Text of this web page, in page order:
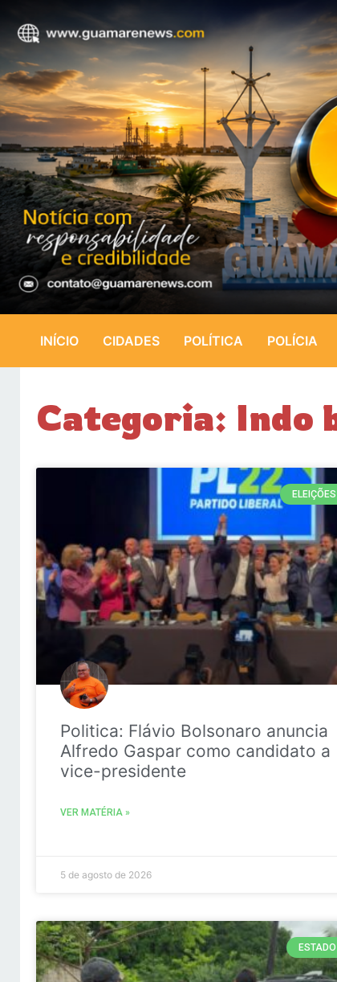
INÍCIO CIDADES POLÍTICA POLÍCIA
Categoria: Indo
ELEIÇÕES
Politica: Flávio Bolsonaro anuncia
Alfredo Gaspar como candidato a
vice-presidente
VER MATÉRIA »
5 de agosto de 2026
ESTADO